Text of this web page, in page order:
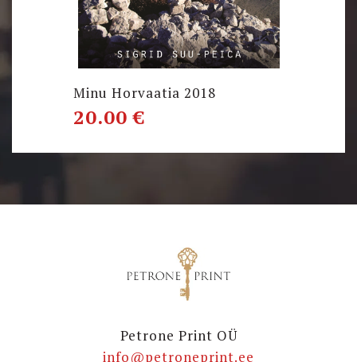
Minu Horvaatia 2018
20.00€
Petrone Print OÜ
info@petroneprint.ee